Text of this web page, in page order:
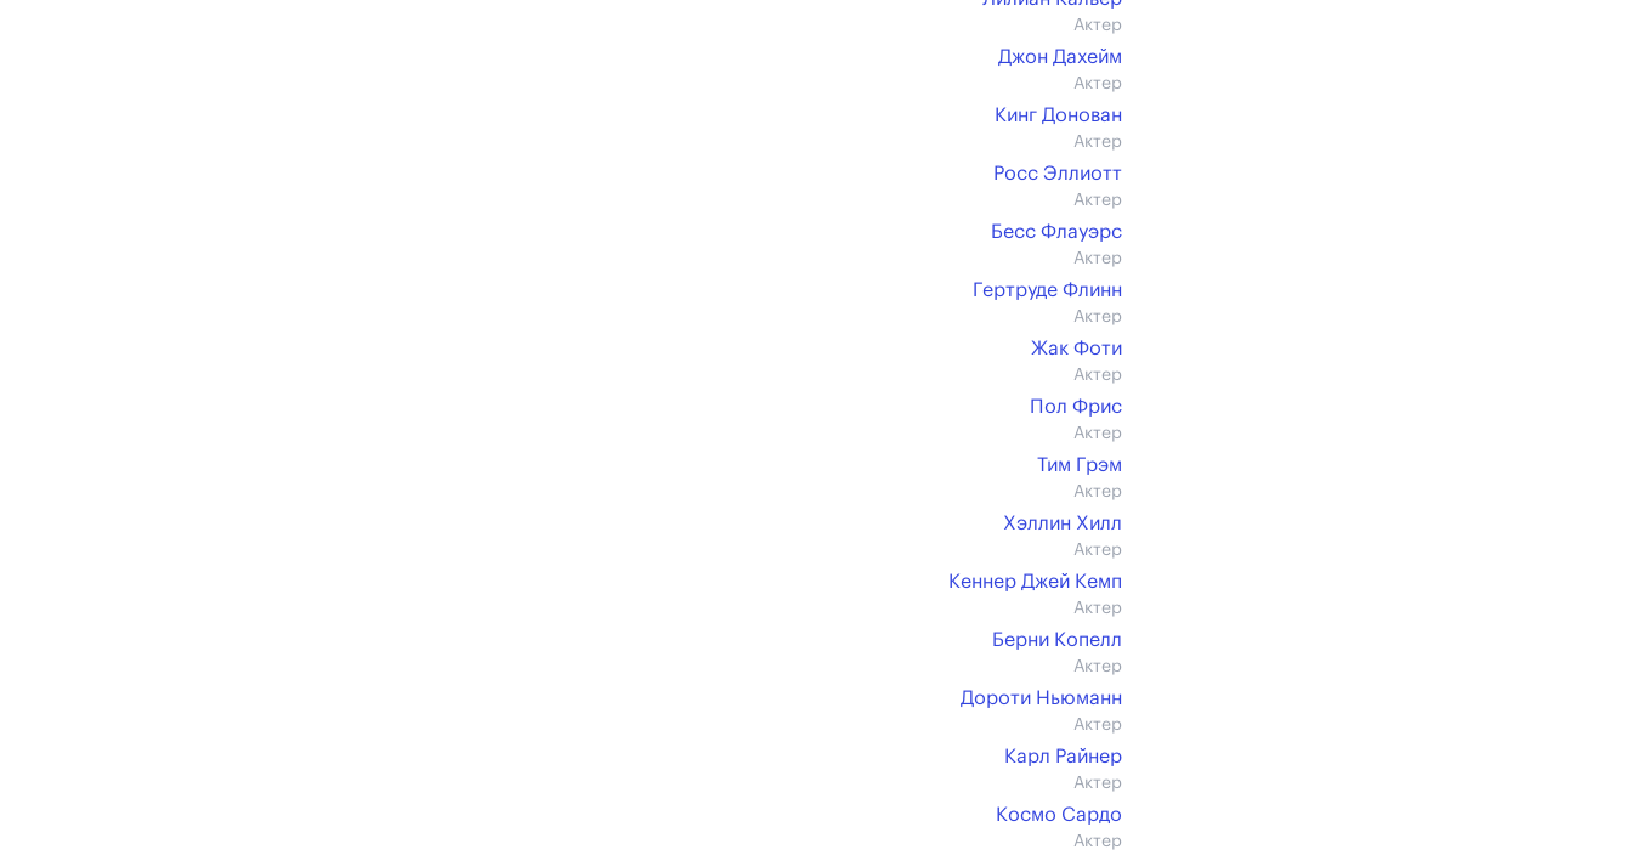
Актер
Джон Дахейм
Актер
Кинг Донован
Актер
Росс Эллиотт
Актер
Бесс Флауэрс
Актер
Гертруде Флинн
Актер
Жак Фоти
Актер
Пол Фрис
Актер
Тим Грэм
Актер
Хэллин Хилл
Актер
Кеннер Джей Кемп
Актер
Берни Копелл
Актер
Дороти Ньюманн
Актер
Карл Райнер
Актер
Космо Сардо
Актер